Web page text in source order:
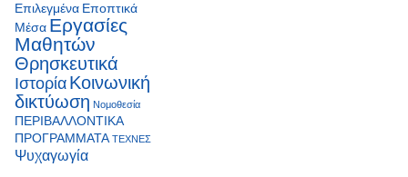
Επιλεγμένα Εποπτικά
Μέσα Εργασίες
Μαθητών
Θρησκευτικά
ΙστορίαΚοινωνική
δικτύωση Νομοθεσία
ΠΕΡΙΒΑΛΛΟΝΤΙΚΑ
ΠΡΟΓΡΑΜΜΑΤΑ ΤΕΧΝΕΣ
Ψυχαγωγία